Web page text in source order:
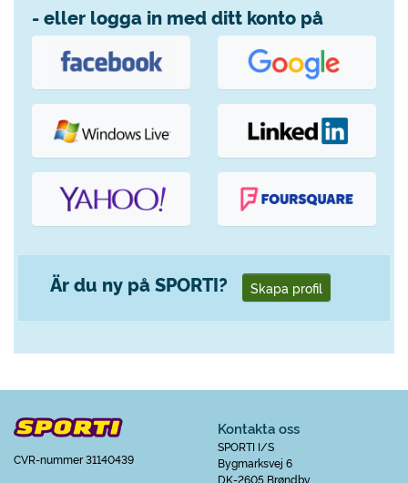
- eller logga in med ditt konto på
Är du ny på SPORTI? Skapa profil
CVR-nummer 31140439
Kontakta oss
SPORTI I/S
Bygmarksvej 6
DK-2605 Brøndby